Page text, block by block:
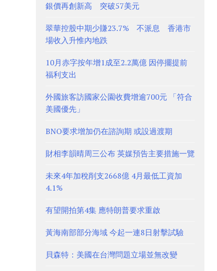
銀價再創新高 突破57美元
翠華控股中期少賺23.7% 不派息 香港市
場收入升惟內地跌
10月赤字按年增1成至2.2萬億 因停擺提前
福利支出
外國旅客訪國家公園收費增逾700元 「符合
美國優先」
BNO要求增加仍在諮詢期 或設過渡期
財相李韻晴周三公布 英媒預告主要措施一覽
未來4年加稅削支2668億 4月最低工資加
4.1%
有望開拍第4集 應特朗普要求重啟
黃海南部部分海域 今起一連8日射擊試驗
貝森特：美國在台灣問題立場並無改變